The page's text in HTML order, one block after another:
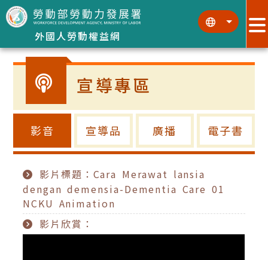
跳到主要內容區塊
外國人勞動權益網
::: :::
宣導專區
影音 宣導品 廣播 電子書
影片標題：Cara Merawat lansia
dengan demensia-Dementia Care 01
NCKU Animation
影片欣賞：